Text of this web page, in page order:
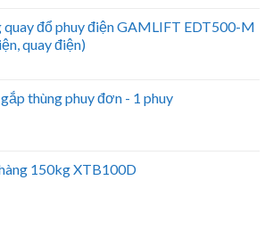
quay đổ phuy điện GAMLIFT EDT500-M
quay điện)
thùng phuy đơn - 1 phuy
150kg XTB100D